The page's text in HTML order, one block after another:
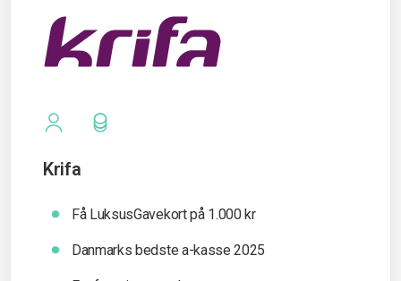
Krifa
Få LuksusGavekort på 1.000 kr
Danmarks bedste a-kasse 2025